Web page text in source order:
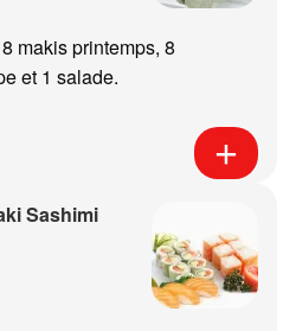
makis printemps, 8
et 1 salade.
Sashimi